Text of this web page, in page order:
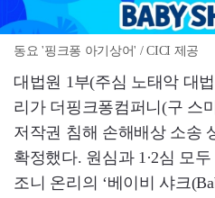
동요 '핑크퐁 아기상어' / CICI 제공
대법원 1부(주심 노태악 대
리가 더핑크퐁컴퍼니(구 스
저작권 침해 손해배상 소송
확정했다. 원심과 1·2심 모
조니 온리의 ‘베이비 샤크